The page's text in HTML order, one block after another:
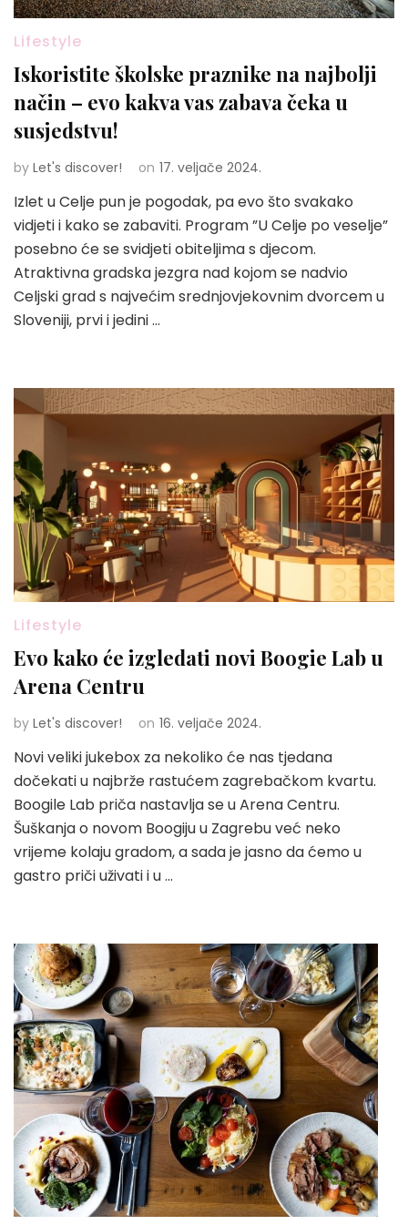
Lifestyle
Iskoristite školske praznike na najbolji
način – evo kakva vas zabava čeka u
susjedstvu!
by Let's discover! on 17. veljače 2024.
Izlet u Celje pun je pogodak, pa evo što svakako
vidjeti i kako se zabaviti. Program ”U Celje po veselje”
posebno će se svidjeti obiteljima s djecom.
Atraktivna gradska jezgra nad kojom se nadvio
Celjski grad s najvećim srednjovjekovnim dvorcem u
Sloveniji, prvi i jedini …
Lifestyle
Evo kako će izgledati novi Boogie Lab u
Arena Centru
by Let's discover! on 16. veljače 2024.
Novi veliki jukebox za nekoliko će nas tjedana
dočekati u najbrže rastućem zagrebačkom kvartu.
Boogile Lab priča nastavlja se u Arena Centru.
Šuškanja o novom Boogiju u Zagrebu već neko
vrijeme kolaju gradom, a sada je jasno da ćemo u
gastro priči uživati i u …